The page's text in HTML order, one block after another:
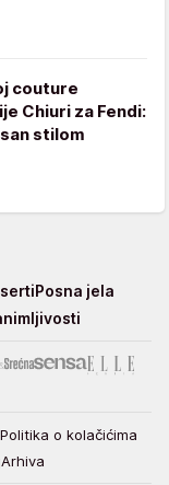
couture
Chiuri za Fendi:
stilom
Posna jela
Politika o kolačićima
Arhiva